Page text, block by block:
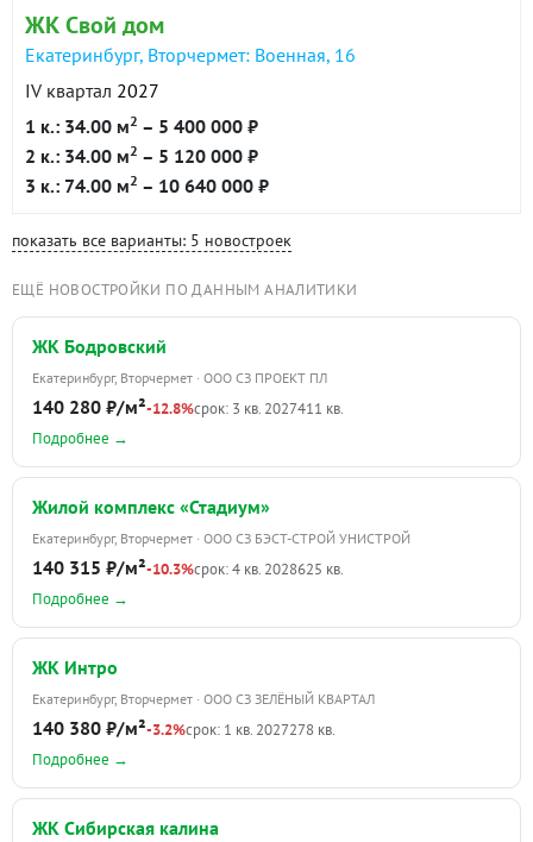
ЖК Свой дом
Екатеринбург, Вторчермет: Военная, 16
IV квартал 2027
1 к.: 34.00 м2 – 5 400 000 ₽
2 к.: 34.00 м2 – 5 120 000 ₽
3 к.: 74.00 м2 – 10 640 000 ₽
показать все варианты: 5 новостроек
ЕЩЁ НОВОСТРОЙКИ ПО ДАННЫМ АНАЛИТИКИ
ЖК Бодровский
Екатеринбург, Вторчермет · ООО СЗ ПРОЕКТ ПЛ
140 280 ₽/м²-12.8%срок: 3 кв. 2027411 кв.
Подробнее →
Жилой комплекс «Стадиум»
Екатеринбург, Вторчермет · ООО СЗ БЭСТ-СТРОЙ УНИСТРОЙ
140 315 ₽/м²-10.3%срок: 4 кв. 2028625 кв.
Подробнее →
ЖК Интро
Екатеринбург, Вторчермет · ООО СЗ ЗЕЛЁНЫЙ КВАРТАЛ
140 380 ₽/м²-3.2%срок: 1 кв. 2027278 кв.
Подробнее →
ЖК Сибирская калина